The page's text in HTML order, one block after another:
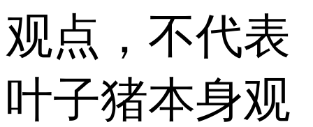
观点，不代表
叶子猪本身观